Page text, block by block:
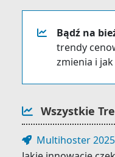
Bądź na
trendy
zmienia i
Wszystkie
Multihoster